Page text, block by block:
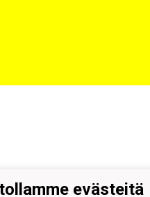
evästeitä